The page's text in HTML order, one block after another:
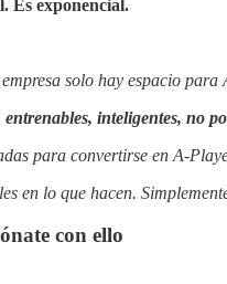
Es exponencial.
solo hay espacio para
inteligentes, no
para convertirse en A-
en lo que hacen.
con ello